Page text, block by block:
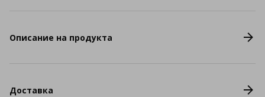
Описание на продукта
Доставка